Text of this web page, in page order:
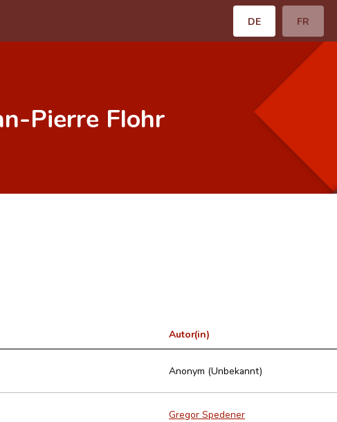
DE FR
Pierre Flohr
Autor(in)
Anonym (Unbekannt)
Gregor Spedener